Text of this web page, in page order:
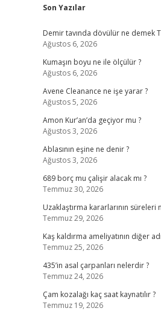
Sidebar
Son Yazılar
Demir tavında dövülür ne demek
Ağustos 6, 2026
Kumaşın boyu ne ile ölçülür ?
Ağustos 6, 2026
Avene Cleanance ne işe yarar ?
Ağustos 5, 2026
Amon Kur’an’da geçiyor mu ?
Ağustos 3, 2026
Ablasının eşine ne denir ?
Ağustos 3, 2026
689 borç mu çalişir alacak mı ?
Temmuz 30, 2026
Uzaklaştırma kararlarının süreleri
Temmuz 29, 2026
Kaş kaldırma ameliyatının diğer
Temmuz 25, 2026
435’in asal çarpanları nelerdir ?
Temmuz 24, 2026
Çam kozalağı kaç saat kaynatılır ?
Temmuz 19, 2026
Betexper giriş adresi